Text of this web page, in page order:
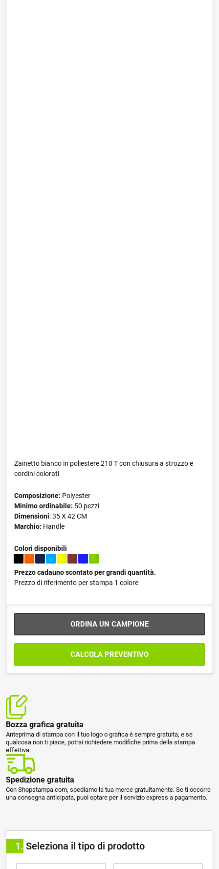
Zainetto bianco in poliestere 210 T con chiusura a strozzo e
cordini colorati
Composizione: Polyester
Minimo ordinabile: 50 pezzi
Dimensioni: 35 X 42 CM
Marchio: Handle
Colori disponibili
Prezzo cadauno scontato per grandi quantità.
Prezzo di riferimento per stampa 1 colore
ORDINA UN CAMPIONE
CALCOLA PREVENTIVO
Bozza grafica gratuita
Anteprima di stampa con il tuo logo o grafica è sempre gratuita, e se
qualcosa non ti piace, potrai richiedere modifiche prima della stampa
effettiva.
Spedizione gratuita
Con Shopstampa.com, spediamo la tua merce gratuitamente. Se ti occorre
una consegna anticipata, puoi optare per il servizio express a pagamento.
1 Seleziona il tipo di prodotto